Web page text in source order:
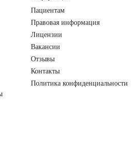
Пациентам
Правовая информация
Лицензии
Вакансии
Отзывы
Контакты
Политика конфиденциальности